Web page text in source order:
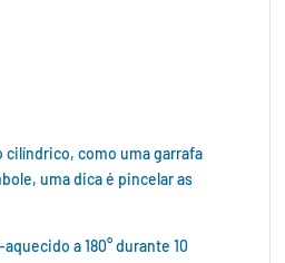
cilíndrico, como uma garrafa
uma dica é pincelar as
a 180° durante 10